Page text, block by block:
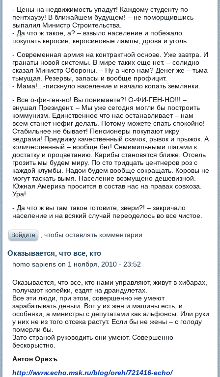
- Цены на недвижимость упадут! Каждому студенту по
пентхаузу! В ближайшем будущем! – не поморщившись
выпалил Министр Строительства.
- Да что ж такое, а? – взвыло население и побежало
покупать керосин, керосиновые лампы, дрова и уголь.
- Современная армия на контрактной основе. Уже завтра. И
гранаты новой системы. В мире таких еще нет. – солидно
сказал Министр Обороны. – Ну а чего нам? Денег же – тьма
тьмущая. Резервы, запасы и вообще профицит.
- Мама!...-пискнуло население и начало копать землянки.
- Все о-фи-ген-но! Вы понимаете?! О-ФИ-ГЕН-НО!!! –
внушал Президент. – Мы уже сегодня могли бы построить
коммунизм. Единственное что нас останавливает – нам
всем станет нефиг делать. Потому можете спать спокойно!
Стабильнее не бывает! Пенсионеры покупают икру
ведрами! Предвижу качественный скачок, рывок и прыжок. А
количественный – вообще бег! Семимильными шагами к
достатку и процветанию. Карибы становятся ближе. Отсель
грозить мы будем миру. По сто тридцать центнеров роз с
каждой клумбы. Надои будем вообще сокращать. Коровы не
могут таскать вымя. Население возмущено дешевизной.
Южная Америка просится в состав нас на правах совхоза.
Ура!
- Да что ж вы там такое готовите, звери?! – закричало
население и на всякий случай переоделось во все чистое.
Войдите , чтобы оставлять комментарии
Оказывается, что все, кто
homo sapiens on 1 ноября, 2010 - 23:52
Оказывается, что все, кто нами управляют, живут в хибарах,
получают копейки, ездят на драндулетах.
Все эти люди, при этом, совершенно не умеют
зарабатывать деньги. Вот у их жен и машины есть, и
особняки, а министры с депутатами как альфонсы. Или руки
у них не из того отсека растут. Если бы не жены – с голоду
померли бы.
Зато страной руководить они умеют. Совершенно
бескорыстно.
Антон Орехъ
http://www.echo.msk.ru/blog/oreh/721416-echo/